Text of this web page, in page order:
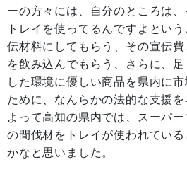
ーの方々には、自分のところは
トレイを使ってるんですよとい
伝材料にしてもらう、その宣伝
を飲み込んでもらう、さらに、
した環境に優しい商品を県内に
ために、なんらかの法的な支援
よって高知の県内では、スーパ
の間伐材をトレイが使われてい
かなと思いました。